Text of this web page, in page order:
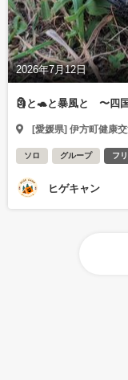
2026年7月12日
🗿と🐢と暴風と 〜四
[愛媛県] 伊方町健康
ソロ グループ フ
ヒゲキャン